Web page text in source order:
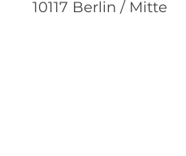
10117 Berlin / Mitte